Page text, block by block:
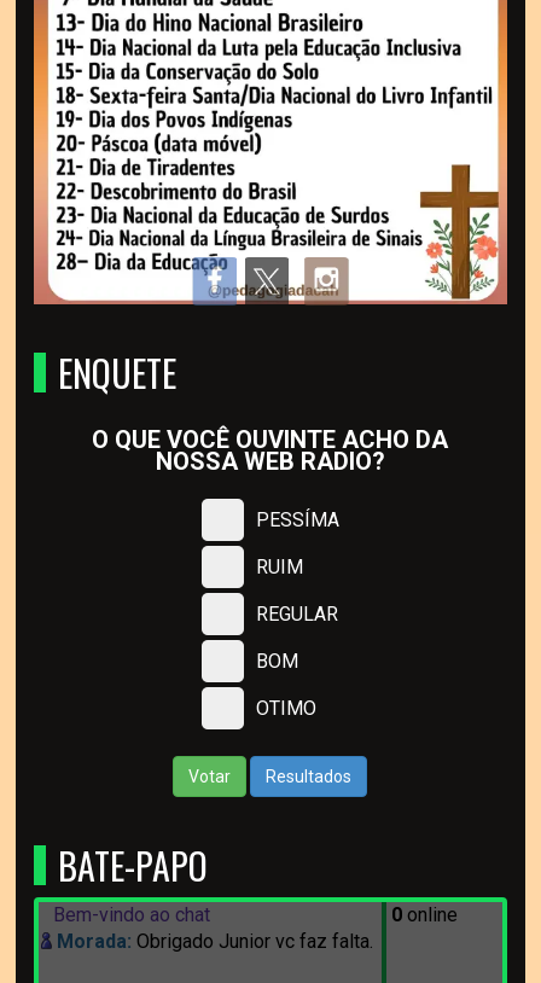
ENQUETE
O QUE VOCÊ OUVINTE ACHO DA
NOSSA WEB RADIO?
PESSÍMA
RUIM
REGULAR
BOM
OTIMO
Votar Resultados
BATE-PAPO
Bem-vindo ao chat
Morada: Obrigado Junior vc faz falta.
0online